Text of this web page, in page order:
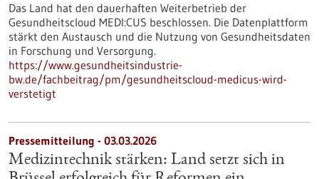
Das Land hat den dauerhaften Weiterbetrieb der
Gesundheitscloud MEDI:CUS beschlossen. Die Datenplattform
stärkt den Austausch und die Nutzung von Gesundheitsdaten
in Forschung und Versorgung.
https://www.gesundheitsindustrie-
bw.de/fachbeitrag/pm/gesundheitscloud-medicus-wird-
verstetigt
Pressemitteilung - 03.03.2026
Medizintechnik stärken: Land setzt sich in